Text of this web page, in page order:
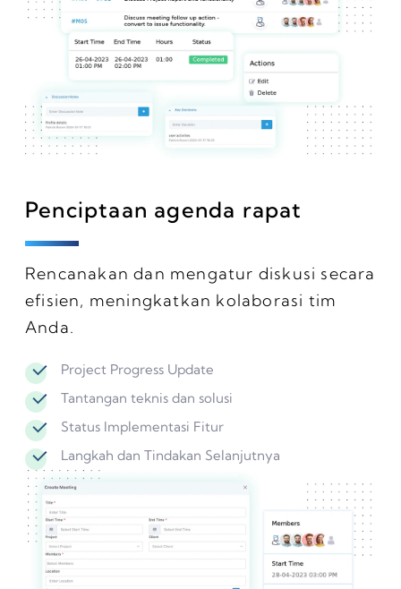
Penciptaan agenda rapat
Rencanakan dan mengatur diskusi secara
efisien, meningkatkan kolaborasi tim
Anda.
Project Progress Update
Tantangan teknis dan solusi
Status Implementasi Fitur
Langkah dan Tindakan Selanjutnya